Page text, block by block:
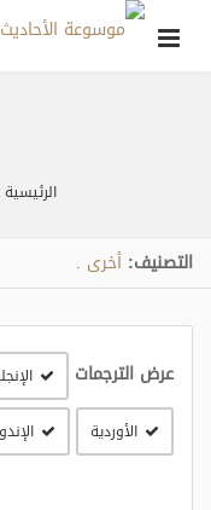
الرئيسية
التصنيف: أخرى
عرض الترجمات
الأوردية